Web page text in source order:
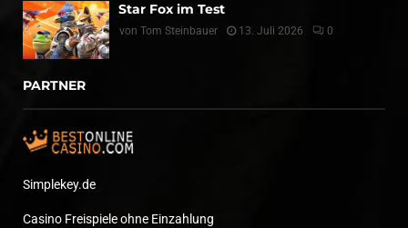
Star Fox im Test
von Tom Steinbauer 13. Juli 2026 0
PARTNER
Simplekey.de
Casino Freispiele ohne Einzahlung